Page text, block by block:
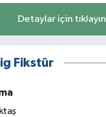
Detaylar için tıklayın
Fikstür